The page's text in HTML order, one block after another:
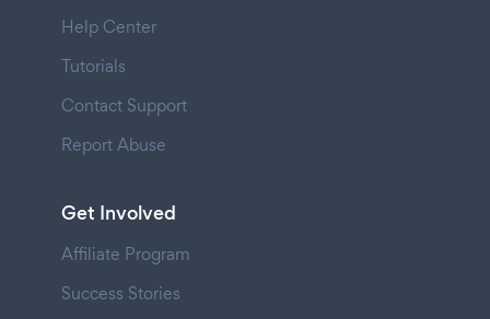
Help Center
Tutorials
Contact Support
Report Abuse
Get Involved
Affiliate Program
Success Stories